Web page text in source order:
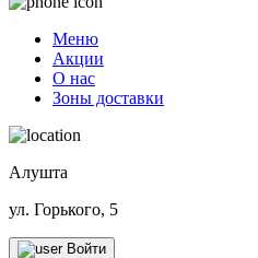
Меню
Акции
О нас
Зоны доставки
Алушта
ул. Горького, 5
Войти